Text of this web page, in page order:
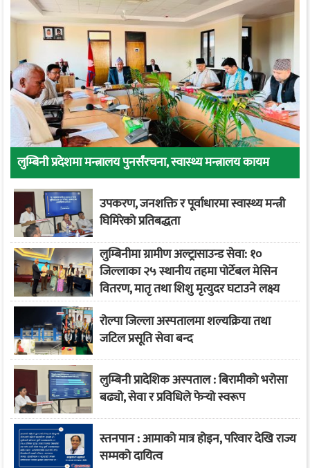
लुम्बिनी प्रदेशमा मन्त्रालय पुनर्संरचना, स्वास्थ्य मन्त्रालय कायम
उपकरण, जनशक्ति र पूर्वाधारमा स्वास्थ्य मन्त्री
घिमिरेको प्रतिबद्धता
लुम्बिनीमा ग्रामीण अल्ट्रासाउन्ड सेवा: १०
जिल्लाका २५ स्थानीय तहमा पोर्टेबल मेसिन
वितरण, मातृ तथा शिशु मृत्युदर घटाउने लक्ष्य
रोल्पा जिल्ला अस्पतालमा शल्यक्रिया तथा
जटिल प्रसूति सेवा बन्द
लुम्बिनी प्रादेशिक अस्पताल : बिरामीको भरोसा
बढ्यो, सेवा र प्रविधिले फेर्‍यो स्वरूप
स्तनपान : आमाको मात्र होइन, परिवार देखि राज्य
सम्मको दायित्व